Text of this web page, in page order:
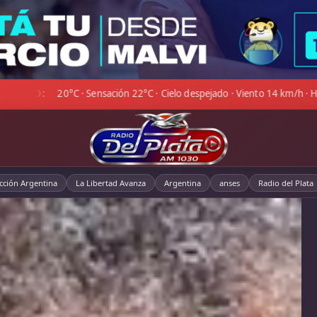
☁ CóRDOBA: 17°C · Cubierto · Viento 17 km/h · Hum. 97%
Argentina La Libertad Avanza Argentina anses Radio del Plata